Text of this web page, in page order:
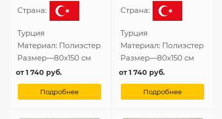
Страна:
Турция
Материал: Полиэстер
Размер—80x150 см
от1 740 руб.
Подробнее
Страна:
Турция
Материал: Полиэстер
Размер—80x150 см
от1 740 руб.
Подробнее